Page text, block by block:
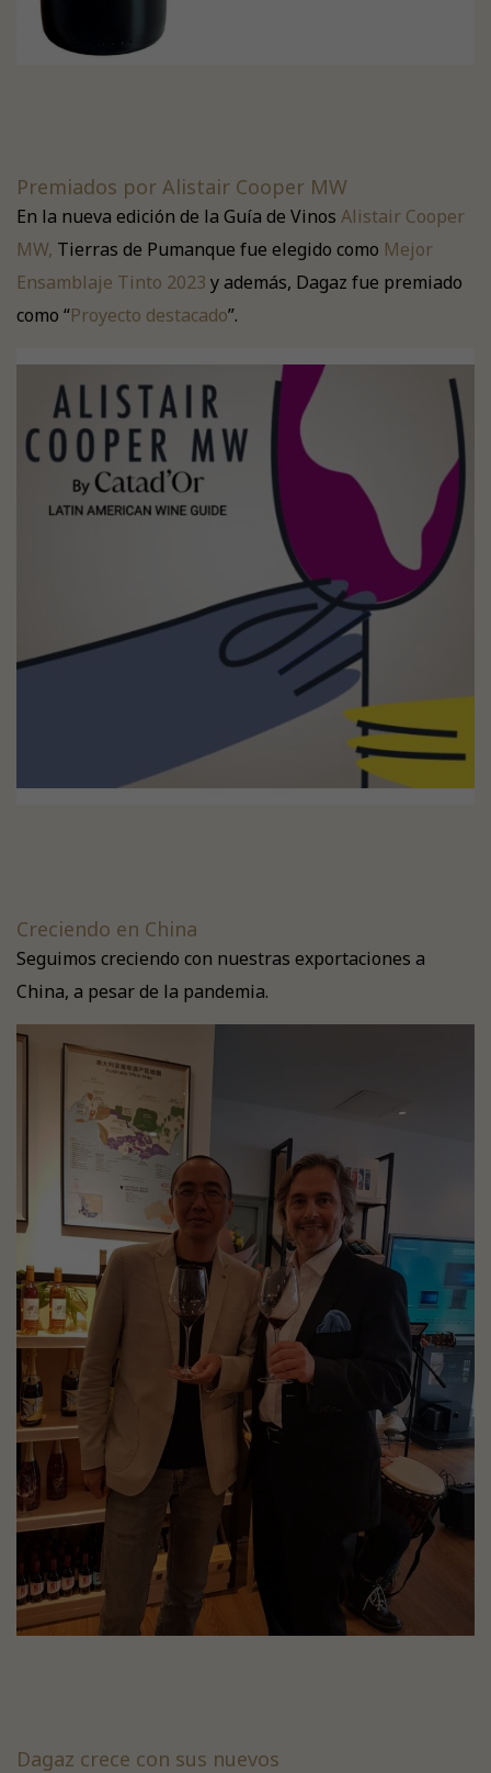
Premiados por Alistair Cooper MW
En la nueva edición de la Guía de Vinos Alistair Cooper
MW, Tierras de Pumanque fue elegido como Mejor
Ensamblaje Tinto 2023 y además, Dagaz fue premiado
como “Proyecto destacado”.
Creciendo en China
Seguimos creciendo con nuestras exportaciones a
China, a pesar de la pandemia.
Dagaz crece con sus nuevos